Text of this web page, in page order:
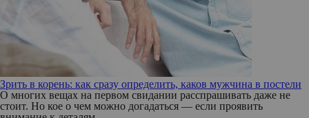
Зрить в корень: как сразу определить, каков мужчина в постели
О многих вещах на первом свидании расспрашивать даже не
стоит. Но кое о чем можно догадаться — если проявить